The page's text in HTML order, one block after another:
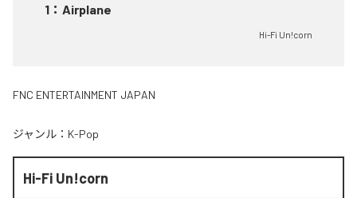
1 ： Airplane
Hi-Fi Un!corn
FNC ENTERTAINMENT JAPAN
ジャンル： K-Pop
Hi-Fi Un!corn